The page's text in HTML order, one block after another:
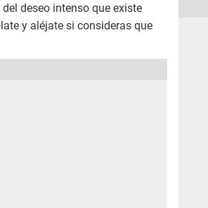
deseo intenso que existe
y aléjate si consideras que